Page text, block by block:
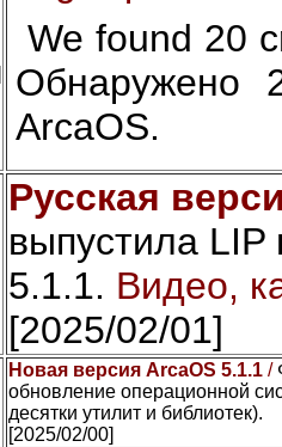
We found 20
Обнаружено
ArcaOS.
Русская
выпустила LIP
5.1.1. Видео,
[2025/02/01]
Новая версия ArcaOS 5.1.1 /
обновление операционной
десятки утилит и библиотек).
[2025/02/00]